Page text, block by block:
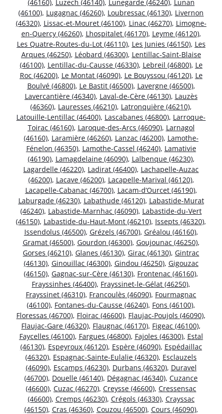
(46160), Luzech (46140), Lunegarde (46240), Lunan
(46100), Lugagnac (46260), Loubressac (46130), Livernon
(46320), Lissac-et-Mouret (46100), Linac (46270), Limogne-
en-Quercy (46260), Lhospitalet (46170), Leyme (46120),
Les Quatre-Routes-du-Lot (46110), Les Junies (46150), Les
Arques (46250), Léobard (46300), Lentillac-Saint-Blaise
(46100), Lentillac-du-Causse (46330), Lebreil (46800), Le
Roc (46200), Le Montat (46090), Le Bouyssou (46120), Le
Boulvé (46800), Le Bastit (46500), Lavergne (46500),
Lavercantière (46340), Laval-de-Cère (46130), Lauzès
(46360), Lauresses (46210), Latronquière (46210),
Latouille-Lentillac (46400), Lascabanes (46800), Larroque-
Toirac (46160), Laroque-des-Arcs (46090), Larnagol
(46160), Laramière (46260), Lanzac (46200), Lamothe-
Fénelon (46350), Lamothe-Cassel (46240), Lamativie
(46190), Lamagdelaine (46090), Lalbenque (46230),
Lagardelle (46220), Ladirat (46400), Lachapelle-Auzac
(46200), Lacave (46200), Lacapelle-Marival (46120),
Lacapelle-Cabanac (46700), Lacam-d’Ourcet (46190),
Laburgade (46230), Labathude (46120), Labastide-Murat
(46240), Labastide-Marnhac (46090), Labastide-du-Vert
(46150), Labastide-du-Haut-Mont (46210), Issepts (46320),
Issendolus (46500), Grézels (46700), Gréalou (46160),
Gramat (46500), Gourdon (46300), Goujounac (46250),
Gorses (46210), Glanes (46130), Girac (46130), Gintrac
(46130), Ginouillac (46300), Gindou (46250), Gigouzac
(46150), Gagnac-sur-Cère (46130), Frontenac (46160),
Frayssinhes (46400), Frayssinet-le-Gélat (46250),
Frayssinet (46310), Francoulès (46090), Fourmagnac
(46100), Fontanes-du-Causse (46240), Fons (46100),
Floressas (46700), Floirac (46600), Flaujac-Poujols (46090),
Flaujac-Gare (46320), Flaugnac (46170), Figeac (46100),
Faycelles (46100), Fargues (46800), Fajoles (46300), Estal
(46130), Espeyroux (46120), Espère (46090), Espédaillac
(46320), Espagnac-Sainte-Eulalie (46320), Esclauzels
(46090), Escamps (46230), Durbans (46320), Duravel
(46700), Douelle (46140), Dégagnac (46340), Cuzance
(46600), Cuzac (46270), Creysse (46600), Cressensac
(46600), Cremps (46230), Crégols (46330), Crayssac
(46150), Cras (46360), Couzou (46500), Cours (46090),